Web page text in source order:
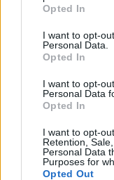
use your data for
consent section.
Opted In
I want to opt-
Personal Data.
Opted In
I want to opt-
Personal Data
Opted In
I want to opt-
Retention,
Personal Data
Purposes for
Opted Out